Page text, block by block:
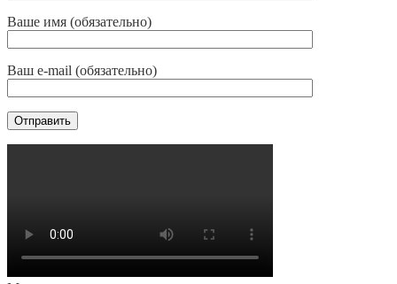
Ваше имя (обязательно)
Ваш e-mail (обязательно)